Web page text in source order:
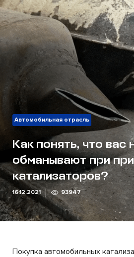
Автомобильная отрасль
Как понять, что вас
обманывают при
катализаторов?
16.12.2021 93947
Покупка автомобильных